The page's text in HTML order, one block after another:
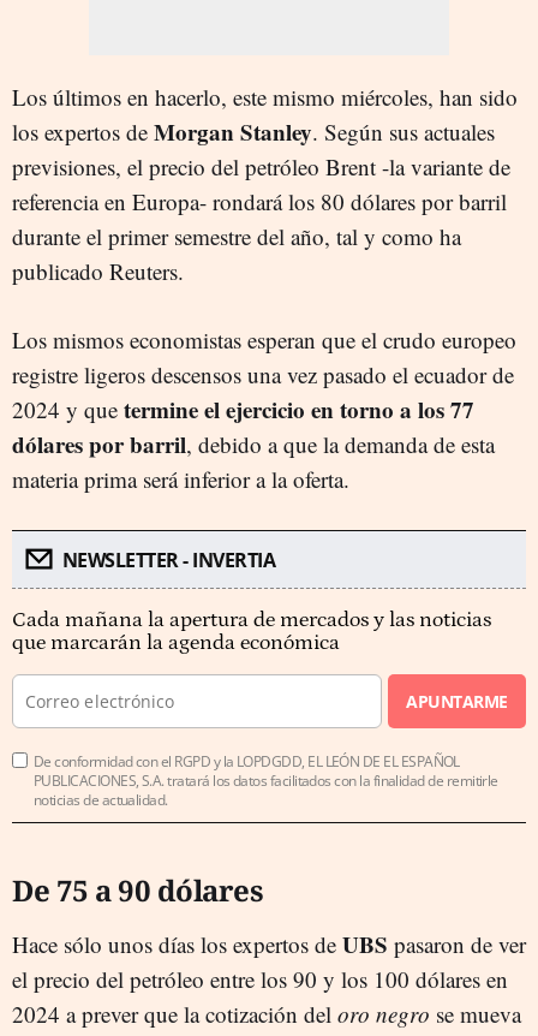
Los últimos en hacerlo, este mismo miércoles, han sido
los expertos de Morgan Stanley. Según sus actuales
previsiones, el precio del petróleo Brent -la variante de
referencia en Europa- rondará los 80 dólares por barril
durante el primer semestre del año, tal y como ha
publicado Reuters.
Los mismos economistas esperan que el crudo europeo
registre ligeros descensos una vez pasado el ecuador de
2024 y que termine el ejercicio en torno a los 77
dólares por barril, debido a que la demanda de esta
materia prima será inferior a la oferta.
NEWSLETTER - INVERTIA
Cada mañana la apertura de mercados y las noticias
que marcarán la agenda económica
APUNTARME
De conformidad con el RGPD y la LOPDGDD, EL LEÓN DE EL ESPAÑOL
PUBLICACIONES, S.A. tratará los datos facilitados con la finalidad de remitirle
noticias de actualidad.
De 75 a 90 dólares
Hace sólo unos días los expertos de UBS pasaron de ver
el precio del petróleo entre los 90 y los 100 dólares en
2024 a prever que la cotización del oro negro se mueva